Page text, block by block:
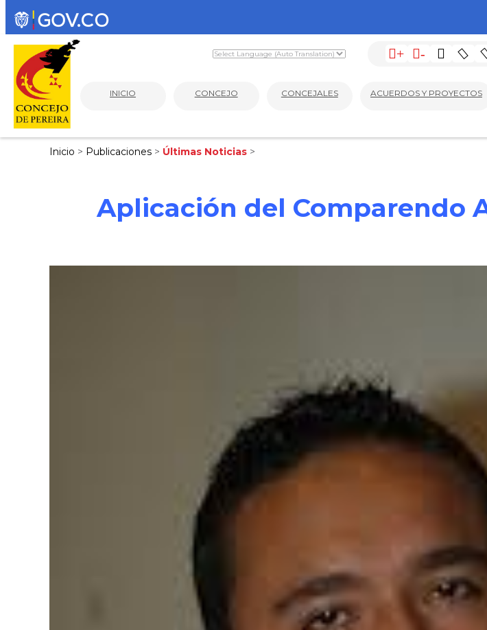
+ -
INICIO CONCEJO CONCEJALES ACUERDOS Y PROYECTOS
Inicio > Publicaciones > Últimas Noticias >
Aplicación del Comparendo